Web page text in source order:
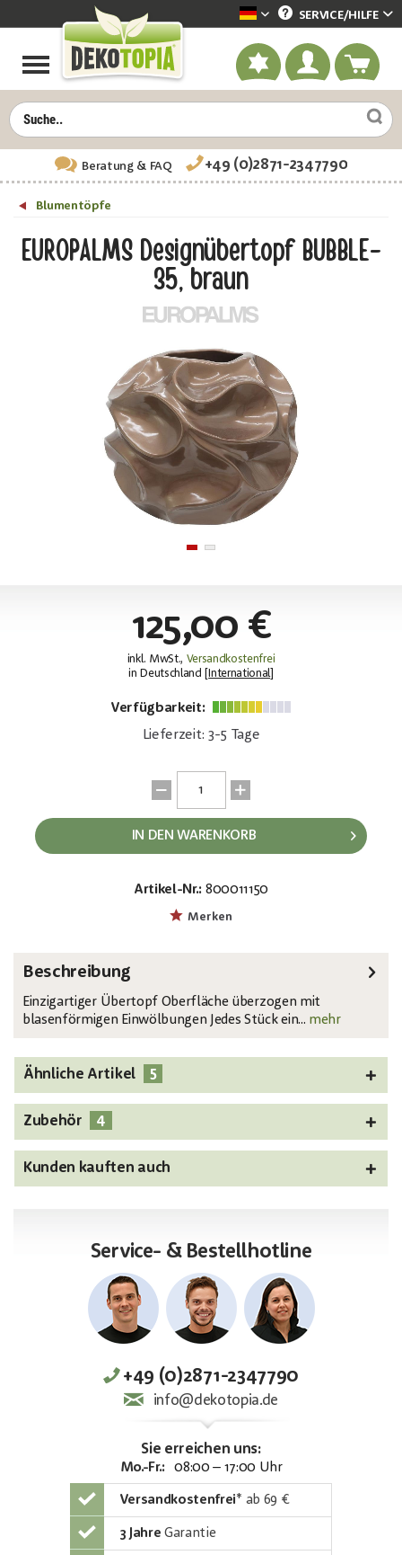
Dekotopia deutsch
SERVICE/HILFE
Beratung& FAQ +49 (0)2871-2347790
Blumentöpfe
EUROPALMS Designübertopf BUBBLE-
35, braun
125,00 €
inkl. MwSt., Versandkostenfrei
in Deutschland [
International]
Verfügbarkeit:
Lieferzeit: 3-5 Tage
IN DEN WARENKORB
Artikel-Nr.: 800011150
Merken
Beschreibung
Einzigartiger Übertopf Oberfläche überzogen mit
blasenförmigen Einwölbungen Jedes Stück ein... mehr
Ähnliche Artikel 5
Zubehör 4
Kunden kauften auch
Service- & Bestellhotline
+49 (0)2871-2347790
info@dekotopia.de
Sie erreichen uns:
Mo.-Fr.: 08:00 – 17:00 Uhr
Versandkostenfrei* ab 69 €
3 Jahre Garantie